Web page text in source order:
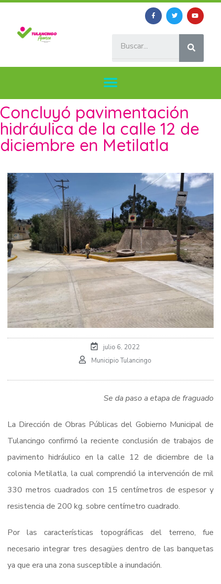
Concluyó pavimentación
hidráulica de la calle 12 de
diciembre en Metilatla
julio 6, 2022
Municipio Tulancingo
Se da paso a etapa de fraguado
La Dirección de Obras Públicas del Gobierno Municipal de
Tulancingo confirmó la reciente conclusión de trabajos de
pavimento hidráulico en la calle 12 de diciembre de la
colonia Metilatla, la cual comprendió la intervención de mil
330 metros cuadrados con 15 centímetros de espesor y
resistencia de 200 kg. sobre centímetro cuadrado.
Por las características topográficas del terreno, fue
necesario integrar tres desagües dentro de las banquetas
ya que era una zona susceptible a inundación.